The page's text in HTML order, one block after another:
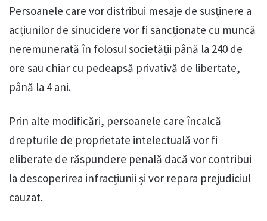
Persoanele care vor distribui mesaje de susținere a
acțiunilor de sinucidere vor fi sancționate cu muncă
neremunerată în folosul societății până la 240 de
ore sau chiar cu pedeapsă privativă de libertate,
până la 4 ani.
Prin alte modificări, persoanele care încalcă
drepturile de proprietate intelectuală vor fi
eliberate de răspundere penală dacă vor contribui
la descoperirea infracțiunii și vor repara prejudiciul
cauzat.